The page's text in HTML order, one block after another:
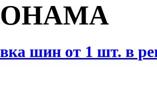
шин от 1 шт. в